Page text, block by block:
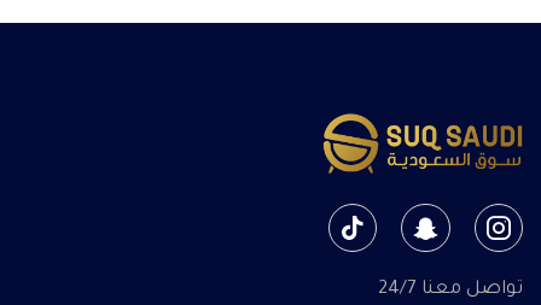
تواصل معنا 24/7